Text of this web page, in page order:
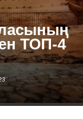
ТОП-4